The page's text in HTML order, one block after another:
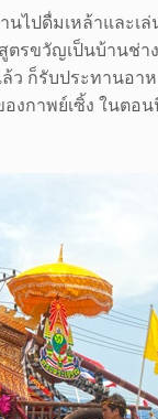
นไปดื่มเหล้าและ
รขวัญเป็นบ้าน
ก็รับประทานอ
องกาพย์เซิ้ง ใน